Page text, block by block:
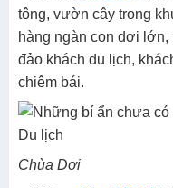
tông, vườn cây trong
hàng ngàn con dơi lớn,
đảo khách du lịch,
chiêm bái.
Chùa Dơi